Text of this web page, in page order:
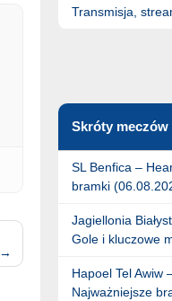
→
Transmisja,
Skróty meczów
SL Benfica –
bramki
Jagiellonia
Gole i kluczowe
Hapoel Tel Awiw
Najważniejsze